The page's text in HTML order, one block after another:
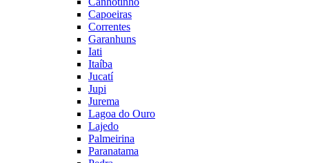
Capoeiras
Correntes
Garanhuns
Iati
Itaíba
Jucatí
Jupi
Jurema
Lagoa do Ouro
Lajedo
Palmeirina
Paranatama